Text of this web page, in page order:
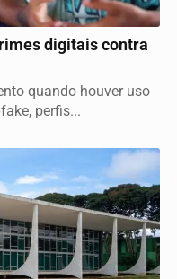
digitais contra
quando houver uso
perfis...